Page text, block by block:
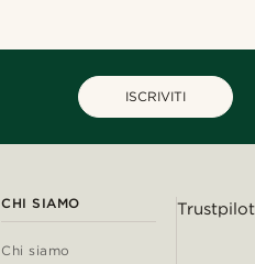
ISCRIVITI
CHI SIAMO
Chi siamo
Trustpilot